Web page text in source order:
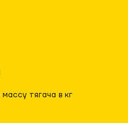
тягача в кг